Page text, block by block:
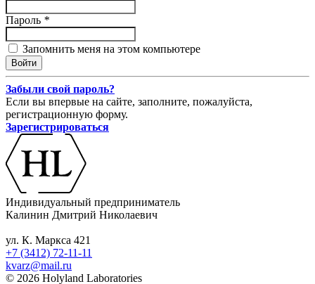
Пароль *
Запомнить меня на этом компьютере
Забыли свой пароль?
Если вы впервые на сайте, заполните, пожалуйста,
регистрационную форму.
Зарегистрироваться
Индивидуальный предприниматель
Калинин Дмитрий Николаевич
ул. К. Маркса 421
+7 (3412) 72-11-11
kvarz@mail.ru
© 2026 Holyland Laboratories